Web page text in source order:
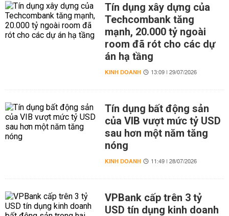
Tín dụng xây dựng của
Techcombank tăng
mạnh, 20.000 tỷ ngoài
room đã rót cho các dự
án hạ tầng
KINH DOANH 13:09 | 29/07/2026
Tín dụng bất động sản
của VIB vượt mức tỷ USD
sau hơn một năm tăng
nóng
KINH DOANH 11:49 | 28/07/2026
VPBank cấp trên 3 tỷ
USD tín dụng kinh doanh